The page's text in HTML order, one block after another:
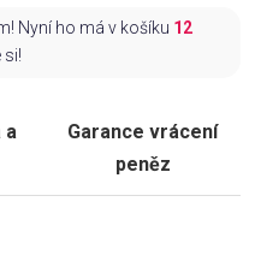
Nyní ho má v košíku 12
si!
a
Garance vrácení
peněz